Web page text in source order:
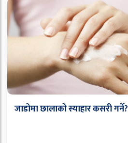
जाडोमा छालाको स्याहार कसरी गर्ने?